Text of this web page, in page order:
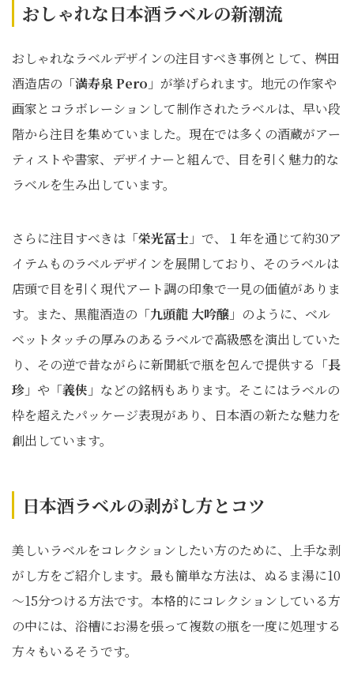
おしゃれな日本酒ラベルの新潮流
おしゃれなラベルデザインの注目すべき事例として、桝田
酒造店の「満寿泉 Pero 」が挙げられます。地元の作家や
画家とコラボレーションして制作されたラベルは、早い段
階から注目を集めていました。現在では多くの酒蔵がアー
ティストや書家、デザイナーと組んで、目を引く魅力的な
ラベルを生み出しています。
さらに注目すべきは「栄光冨士 」で、１年を通じて約30ア
イテムものラベルデザインを展開しており、そのラベルは
店頭で目を引く現代アート調の印象で一見の価値がありま
す。また、黒龍酒造の「九頭龍 大吟醸 」のように、ベル
ベットタッチの厚みのあるラベルで高級感を演出していた
り、その逆で昔ながらに新聞紙で瓶を包んで提供する「長
珍 」や「義侠 」などの銘柄もあります。そこにはラベルの
枠を超えたパッケージ表現があり、日本酒の新たな魅力を
創出しています。
日本酒ラベルの剥がし方とコツ
美しいラベルをコレクションしたい方のために、上手な剥
がし方をご紹介します。最も簡単な方法は、ぬるま湯に10
～15分つける方法です。本格的にコレクションしている方
の中には、浴槽にお湯を張って複数の瓶を一度に処理する
方々もいるそうです。